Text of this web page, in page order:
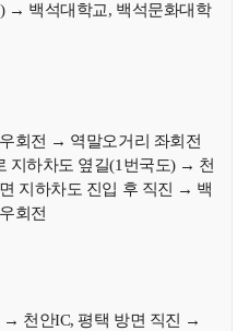
→ 백석대학교, 백석문화대학
회전 → 역말오거리 좌회전
지하차도 옆길(1번국도) → 천
지하차도 진입 후 직진 → 백
회전
→ 천안IC, 평택 방면 직진 →